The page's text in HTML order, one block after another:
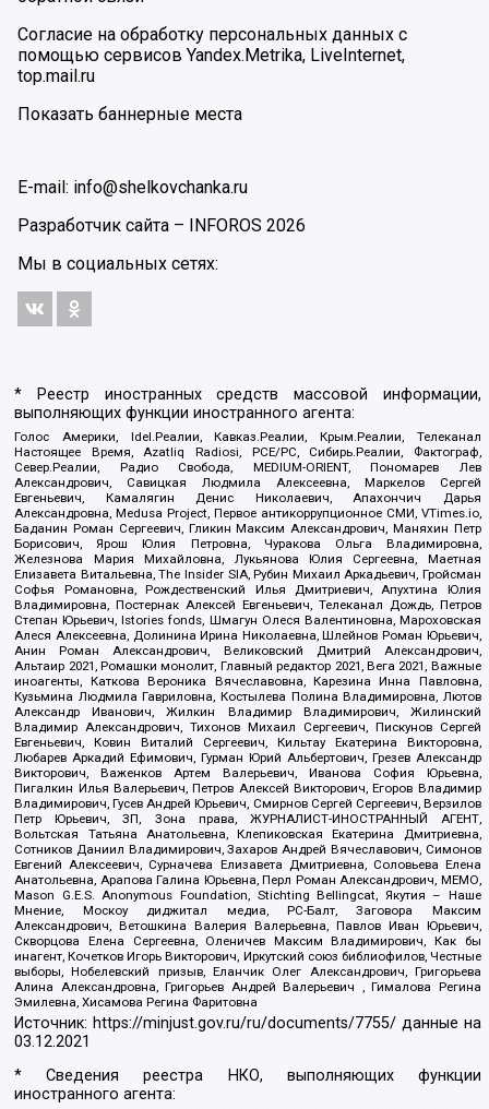
Согласие на обработку персональных данных с
помощью сервисов Yandex.Metrika, LiveInternet,
top.mail.ru
Показать баннерные места
E-mail: info@shelkovchanka.ru
Разработчик сайта –
INFOROS 2026
Мы в социальных сетях:
* Реестр иностранных средств массовой информации,
выполняющих функции иностранного агента:
Голос Америки, Idel.Реалии, Кавказ.Реалии, Крым.Реалии, Телеканал
Настоящее Время, Azatliq Radiosi, PCE/PC, Сибирь.Реалии, Фактограф,
Север.Реалии, Радио Свобода, MEDIUM-ORIENT, Пономарев Лев
Александрович, Савицкая Людмила Алексеевна, Маркелов Сергей
Евгеньевич, Камалягин Денис Николаевич, Апахончич Дарья
Александровна, Medusa Project, Первое антикоррупционное СМИ, VTimes.io,
Баданин Роман Сергеевич, Гликин Максим Александрович, Маняхин Петр
Борисович, Ярош Юлия Петровна, Чуракова Ольга Владимировна,
Железнова Мария Михайловна, Лукьянова Юлия Сергеевна, Маетная
Елизавета Витальевна, The Insider SIA, Рубин Михаил Аркадьевич, Гройсман
Софья Романовна, Рождественский Илья Дмитриевич, Апухтина Юлия
Владимировна, Постернак Алексей Евгеньевич, Телеканал Дождь, Петров
Степан Юрьевич, Istories fonds, Шмагун Олеся Валентиновна, Мароховская
Алеся Алексеевна, Долинина Ирина Николаевна, Шлейнов Роман Юрьевич,
Анин Роман Александрович, Великовский Дмитрий Александрович,
Альтаир 2021, Ромашки монолит, Главный редактор 2021, Вега 2021, Важные
иноагенты, Каткова Вероника Вячеславовна, Карезина Инна Павловна,
Кузьмина Людмила Гавриловна, Костылева Полина Владимировна, Лютов
Александр Иванович, Жилкин Владимир Владимирович, Жилинский
Владимир Александрович, Тихонов Михаил Сергеевич, Пискунов Сергей
Евгеньевич, Ковин Виталий Сергеевич, Кильтау Екатерина Викторовна,
Любарев Аркадий Ефимович, Гурман Юрий Альбертович, Грезев Александр
Викторович, Важенков Артем Валерьевич, Иванова София Юрьевна,
Пигалкин Илья Валерьевич, Петров Алексей Викторович, Егоров Владимир
Владимирович, Гусев Андрей Юрьевич, Смирнов Сергей Сергеевич, Верзилов
Петр Юрьевич, ЗП, Зона права, ЖУРНАЛИСТ-ИНОСТРАННЫЙ АГЕНТ,
Вольтская Татьяна Анатольевна, Клепиковская Екатерина Дмитриевна,
Сотников Даниил Владимирович, Захаров Андрей Вячеславович, Симонов
Евгений Алексеевич, Сурначева Елизавета Дмитриевна, Соловьева Елена
Анатольевна, Арапова Галина Юрьевна, Перл Роман Александрович, МЕМО,
Mason G.E.S. Anonymous Foundation, Stichting Bellingcat, Якутия – Наше
Мнение, Москоу диджитал медиа, РС-Балт, Заговора Максим
Александрович, Ветошкина Валерия Валерьевна, Павлов Иван Юрьевич,
Скворцова Елена Сергеевна, Оленичев Максим Владимирович, Как бы
инагент, Кочетков Игорь Викторович, Иркутский союз библиофилов, Честные
выборы, Нобелевский призыв, Еланчик Олег Александрович, Григорьева
Алина Александровна, Григорьев Андрей Валерьевич , Гималова Регина
Эмилевна, Хисамова Регина Фаритовна
Источник: https://minjust.gov.ru/ru/documents/7755/ данные на
03.12.2021
* Сведения реестра НКО, выполняющих функции
иностранного агента: